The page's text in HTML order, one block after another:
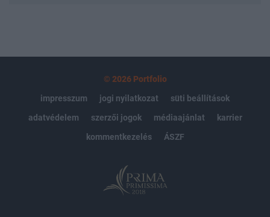
© 2026 Portfolio
impresszum
jogi nyilatkozat
süti beállítások
adatvédelem
szerzői jogok médiaajánlat
karrier
kommentkezelés
ÁSZF